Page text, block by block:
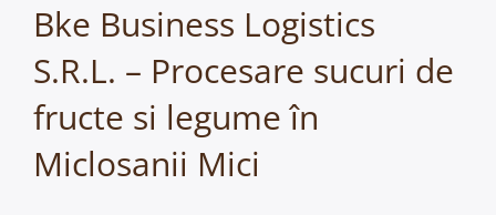
Bke Business Logistics
S.R.L. – Procesare sucuri de
fructe si legume în
Miclosanii Mici